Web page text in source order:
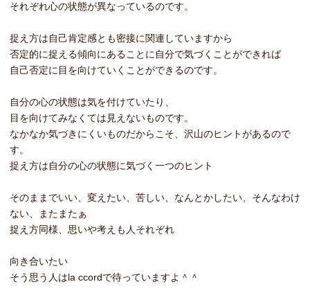
それぞれ心の状態が異なっているのです。
捉え方は自己肯定感とも密接に関連していますから
否定的に捉える傾向にあることに自分で気づくことができれば
自己否定に目を向けていくことができるのです。
自分の心の状態は気を付けていたり、
目を向けてみなくては見えないものです。
なかなか気づきにくいものだからこそ、沢山のヒントがあるので
す。
捉え方は自分の心の状態に気づく一つのヒント
そのままでいい、変えたい、苦しい、なんとかしたい、そんなわけ
ない、またまたぁ
捉え方同様、思いや考えも人それぞれ
向き合いたい
そう思う人はla ccordで待っていますよ＾＾